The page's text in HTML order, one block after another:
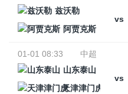
兹沃勒
vs
阿贾克斯
01-01 08:33
中超
山东泰山
vs
天津津门虎